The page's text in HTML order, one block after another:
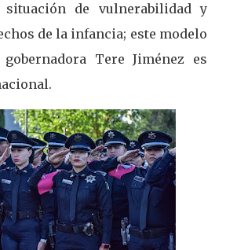
de vulnerabilidad y
de la infancia; este modelo
Tere Jiménez es